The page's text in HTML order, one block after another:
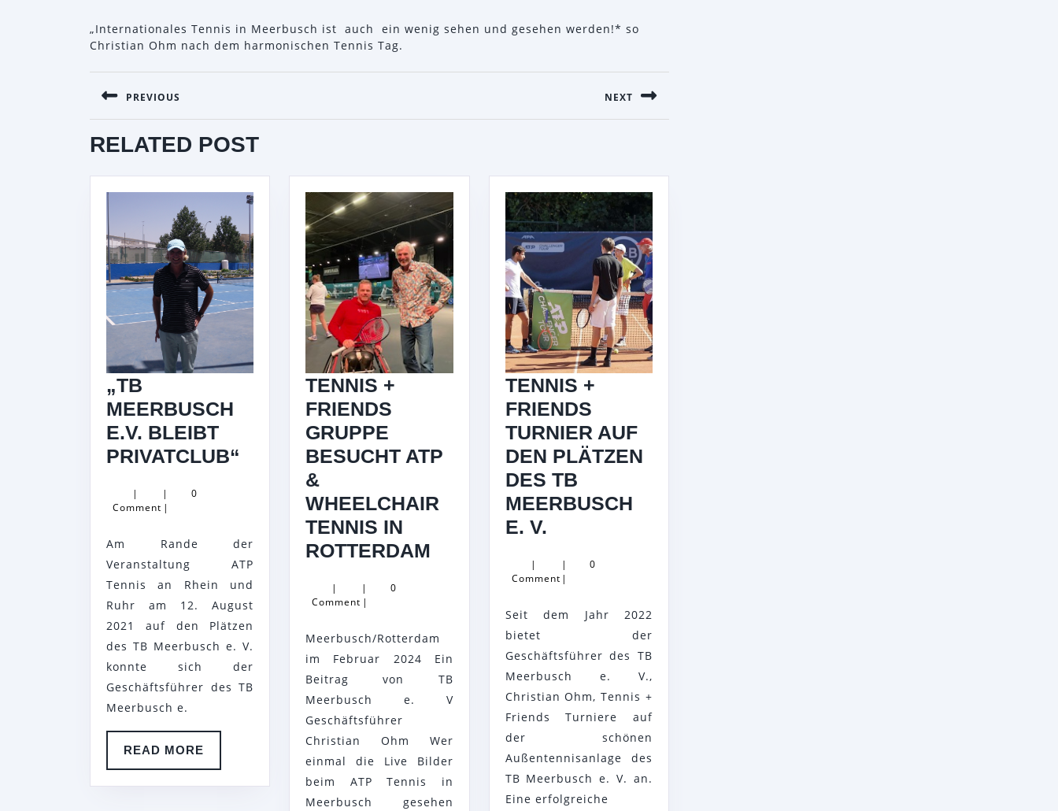
„Internationales Tennis in Meerbusch ist auch ein wenig sehen und gesehen werden!* so
Christian Ohm nach dem harmonischen Tennis Tag.
BEITRAGSNAVIGATION
PREVIOUS
post:
NEXT
RELATED POST
„TB
MEERBUSCH
E.V. BLEIBT
PRIVATCLUB“
MEERBUSCH
BLEIBT
PRIVATCLUB“
| |
0
Comment |
Am Rande der
Veranstaltung ATP
Tennis an Rhein und
Ruhr am 12. August
2021 auf den Plätzen
des TB Meerbusch e. V.
konnte sich der
Geschäftsführer des TB
Meerbusch e.
READ MORE
MORE
TENNIS +
FRIENDS
GRUPPE
BESUCHT ATP
&
WHEELCHAIR
TENNIS IN
ROTTERDAM
GRUPPE
BESUCHT
ATP
WHEELCHAIR
TENNIS
IN
ROTTERDAM
| |
0
Comment |
Meerbusch/Rotterdam
im Februar 2024 Ein
Beitrag von TB
Meerbusch e. V
Geschäftsführer
Christian Ohm Wer
einmal die Live Bilder
beim ATP Tennis in
Meerbusch gesehen
TENNIS +
FRIENDS
TURNIER AUF
DEN PLÄTZEN
DES TB
MEERBUSCH
E. V.TENNIS
FRIENDS
AUF
PLÄTZEN
DES
TB
MEERBUSCH
E.
V.
| |
0
Comment |
Seit dem Jahr 2022
bietet der
Geschäftsführer des TB
Meerbusch e. V.,
Christian Ohm, Tennis +
Friends Turniere auf
der schönen
Außentennisanlage des
TB Meerbusch e. V. an.
Eine erfolgreiche